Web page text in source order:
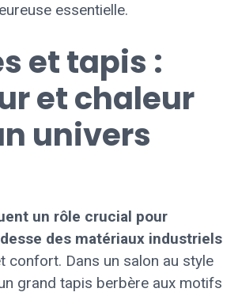
essentielle.
et tapis :
et chaleur
univers
un rôle crucial pour
des matériaux industriels
confort. Dans un salon au style
grand tapis berbère aux motifs